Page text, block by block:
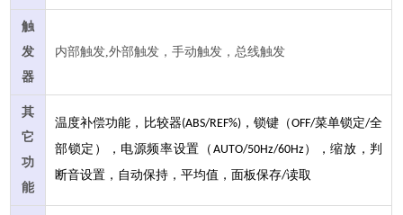
触
发
器
内部触发,外部触发，手动触发，总线触发
其
它
功
能
温度补偿功能，比较器(ABS/REF%)，锁键（OFF/菜单锁定/全
部锁定），电源频率设置（ AUTO/50Hz/60Hz），缩放，判
断音设置，自动保持，平均值，面板保存/读取